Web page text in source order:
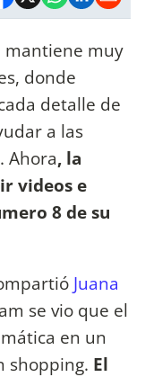
mantiene muy
donde
detalle de
a las
Ahora, la
videos e
8 de su
Juana
se vio que el
en un
shopping. El